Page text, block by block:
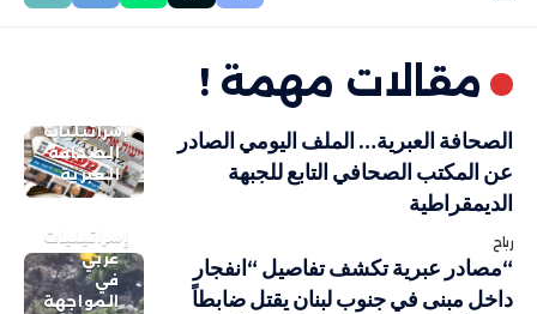
مقالات مهمة !
إسرائيليات
الصحافة
العبرية
الصحافة العبرية… الملف اليومي الصادر
عن المكتب الصحافي التابع للجبهة
الديمقراطية
رباح
إسرائيليات
عربي
في
المواجهة
“مصادر عبرية تكشف تفاصيل “انفجار
داخل مبنى في جنوب لبنان يقتل ضابطاً